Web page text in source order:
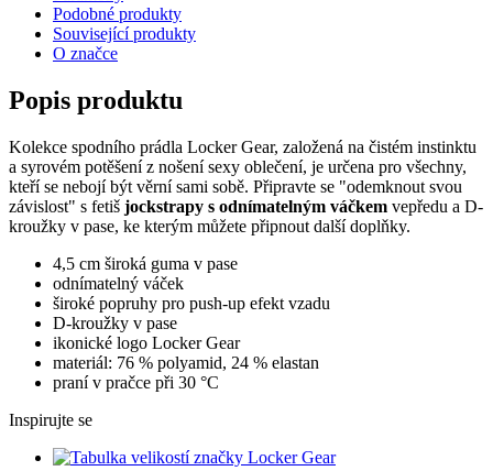
Podobné produkty
Související produkty
O značce
Popis produktu
Kolekce spodního prádla Locker Gear, založená na čistém instinktu
a syrovém potěšení z nošení sexy oblečení, je určena pro všechny,
kteří se nebojí být věrní sami sobě. Připravte se "odemknout svou
závislost" s fetiš jockstrapy s odnímatelným váčkem vepředu a D-
kroužky v pase, ke kterým můžete připnout další doplňky.
4,5 cm široká guma v pase
odnímatelný váček
široké popruhy pro push-up efekt vzadu
D-kroužky v pase
ikonické logo Locker Gear
materiál: 76 % polyamid, 24 % elastan
praní v pračce při 30 °C
Inspirujte se